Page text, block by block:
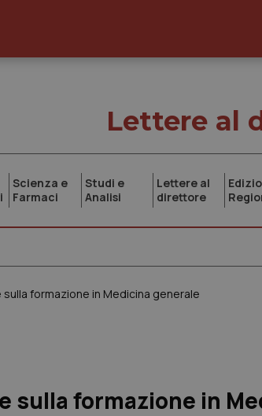
Lettere al
Scienza e
Farmaci
Studi e
Analisi
Lettere al
direttore
formazione in Medicina generale
sulla formazione in